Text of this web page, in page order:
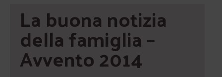
La buona notizia
della famiglia –
Avvento 2014